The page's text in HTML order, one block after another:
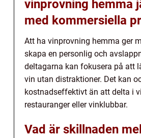
vinprovning hemma
med kommersiella
Att ha vinprovning hemma ger
skapa en personlig och
deltagarna kan fokusera på att
vin utan distraktioner. Det kan
kostnadseffektivt än att delta i
restauranger eller vinklubbar.
Vad är skillnaden